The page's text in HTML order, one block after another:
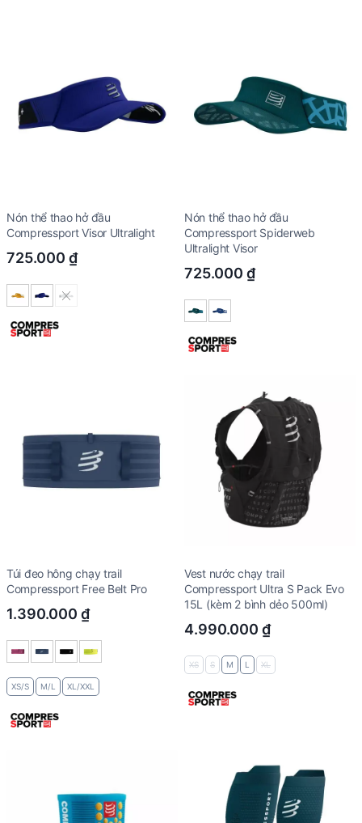
Nón thể thao hở đầu
Compressport Visor Ultralight
725.000 ₫
Nón thể thao hở đầu
Compressport Spiderweb
Ultralight Visor
725.000 ₫
Túi đeo hông chạy trail
Compressport Free Belt Pro
1.390.000 ₫
XS/S M/L XL/XXL
Vest nước chạy trail
Compressport Ultra S Pack Evo
15L (kèm 2 bình dẻo 500ml)
4.990.000 ₫
XS S M L XL